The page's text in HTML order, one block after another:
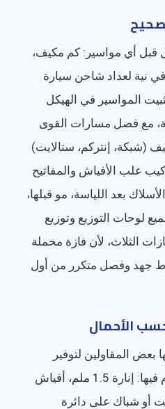
قبل أي مواسير: كم مكيف،
نية لعداد شاحن سيارة
المواسير في الهيكل
مع فصل مسارات القوى
(شبكة، إنتركم، ستالايت)
علب الأفياش والمفاتيح
بعد اللياسة، مو قبلها،
لوحات التوزيع وتوزيع
الثلاث، لأن فازة محملة
جهد وفصل متكرر من أول
الأحمال
المقاولين لتوفير
التكلفة. القاعدة اللي نلتزم فيها: إنارة 1.5 ملم، أفياش
أو شباك على دائرة